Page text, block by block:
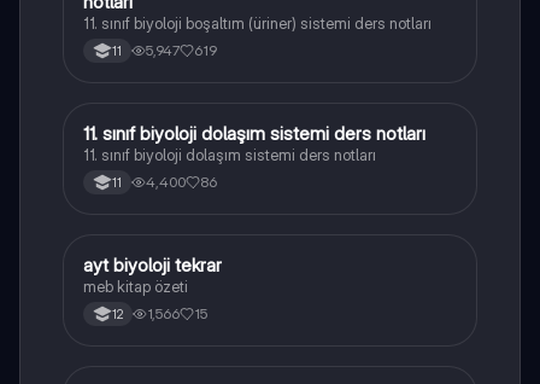
11. sınıf biyoloji boşaltım (üriner) sistemi ders notları
11 5,947 619
Biyoloji
11. sınıf biyoloji dolaşım sistemi ders notları
11. sınıf biyoloji dolaşım sistemi ders notları
11 4,400 86
Biyoloji
ayt biyoloji tekrar
meb kitap özeti
12 1,566 15